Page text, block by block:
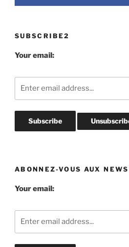
SUBSCRIBE2
Your email:
ABONNEZ-VOUS AUX NEWS
Your email: